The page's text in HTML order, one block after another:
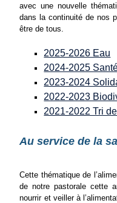
avec une nouvelle
dans la continuité de nos
être de tous.
2025-2026 Eau
2024-2025
2023-2024
2022-2023
2021-2022 Tri
Au service de la
Cette thématique de
de notre pastorale cette
nourrir et veiller à